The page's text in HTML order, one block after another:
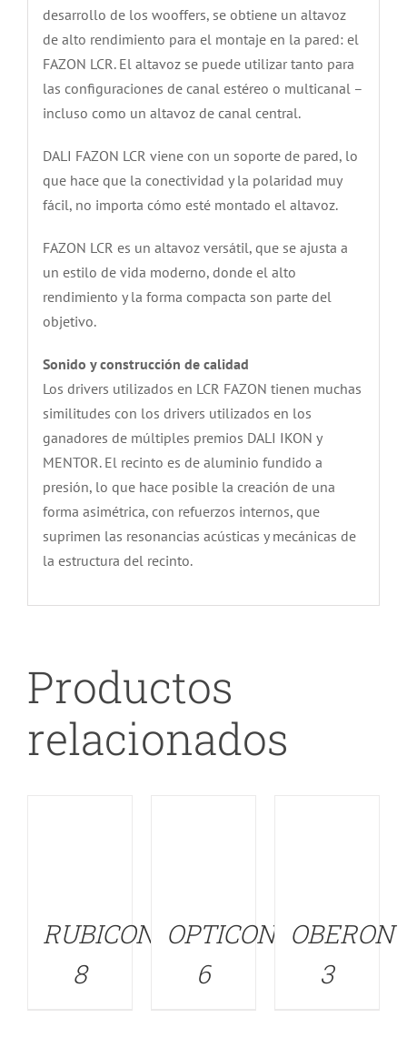
desarrollo de los wooffers, se obtiene un altavoz
de alto rendimiento para el montaje en la pared: el
FAZON LCR. El altavoz se puede utilizar tanto para
las configuraciones de canal estéreo o multicanal –
incluso como un altavoz de canal central.
DALI FAZON LCR viene con un soporte de pared, lo
que hace que la conectividad y la polaridad muy
fácil, no importa cómo esté montado el altavoz.
FAZON LCR es un altavoz versátil, que se ajusta a
un estilo de vida moderno, donde el alto
rendimiento y la forma compacta son parte del
objetivo.
Sonido y construcción de calidad
Los drivers utilizados en LCR FAZON tienen muchas
similitudes con los drivers utilizados en los
ganadores de múltiples premios DALI IKON y
MENTOR. El recinto es de aluminio fundido a
presión, lo que hace posible la creación de una
forma asimétrica, con refuerzos internos, que
suprimen las resonancias acústicas y mecánicas de
la estructura del recinto.
Productos
relacionados
DETALLES
RUBICON
8
DETALLES
OPTICON
6
OBERON
3